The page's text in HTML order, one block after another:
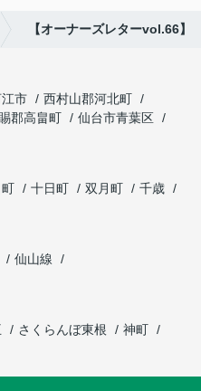
【オーナーズレターvol.66】
市
西村山郡河北町
郡高畠町
仙台市青葉区
十日町 双月町
千歳
仙山線
さくらんぼ東根
神町